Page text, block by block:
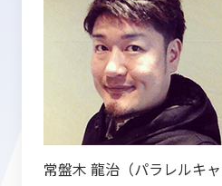
常盤木 龍治（パラレルキ